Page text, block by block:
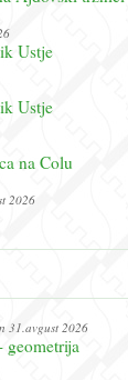
Ustje
Ustje
na Colu
2026
31.avgust 2026
geometrija